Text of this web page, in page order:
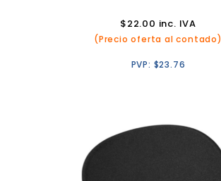
$22.00 inc. IVA
(Precio oferta al contado)
PVP: $23.76